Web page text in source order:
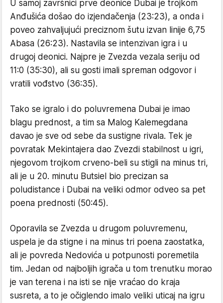
U samoj završnici prve deonice Dubai je trojkom
Anđušića došao do izjendačenja (23:23), a onda i
poveo zahvaljujući preciznom šutu izvan linije 6,75
Abasa (26:23). Nastavila se intenzivan igra i u
drugoj deonici. Najpre je Zvezda vezala seriju od
11:0 (35:30), ali su gosti imali spreman odgovor i
vratili vođstvo (36:35).
Tako se igralo i do poluvremena Dubai je imao
blagu prednost, a tim sa Malog Kalemegdana
davao je sve od sebe da sustigne rivala. Tek je
povratak Mekintajera dao Zvezdi stabilnost u igri,
njegovom trojkom crveno-beli su stigli na minus tri,
ali je u 20. minutu Butsiel bio precizan sa
poludistance i Dubai na veliki odmor odveo sa pet
poena prednosti (50:45).
Oporavila se Zvezda u drugom poluvremenu,
uspela je da stigne i na minus tri poena zaostatka,
ali je povreda Nedovića u potpunosti poremetila
tim. Jedan od najboljih igrača u tom trenutku morao
je van terena i na isti se nije vraćao do kraja
susreta, a to je očiglendo imalo veliki uticaj na igru